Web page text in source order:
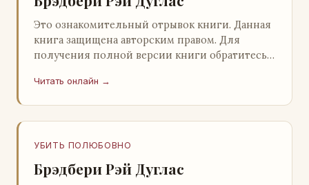
Это ознакомительный отрывок книги. Данная
книга защищена авторским правом. Для
получения полной версии книги обратитесь к
легального ко…
Читать онлайн →
УБИТЬ ПОЛЮБОВНО
Брэдбери Рэй Дуглас